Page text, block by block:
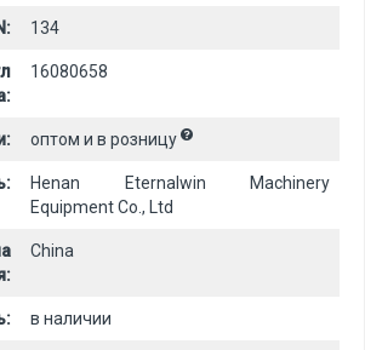
134
16080658
оптом и в розницу
Henan Eternalwin Machinery
Equipment Co., Ltd
China
в наличии